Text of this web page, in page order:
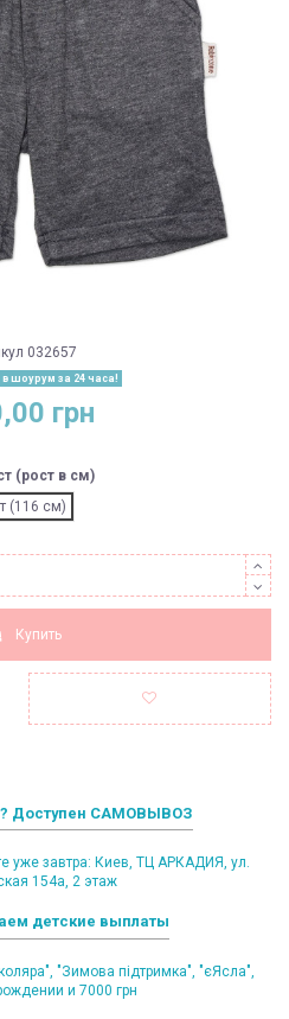
032657
шоурум за 24 часа!
грн
(рост в см)
(116 см)
Купить
Доступен САМОВЫВОЗ
уже завтра: Киев, ТЦ АРКАДИЯ, ул.
154а, 2 этаж
детские выплаты
"Зимова підтримка", "єЯсла",
и 7000 грн